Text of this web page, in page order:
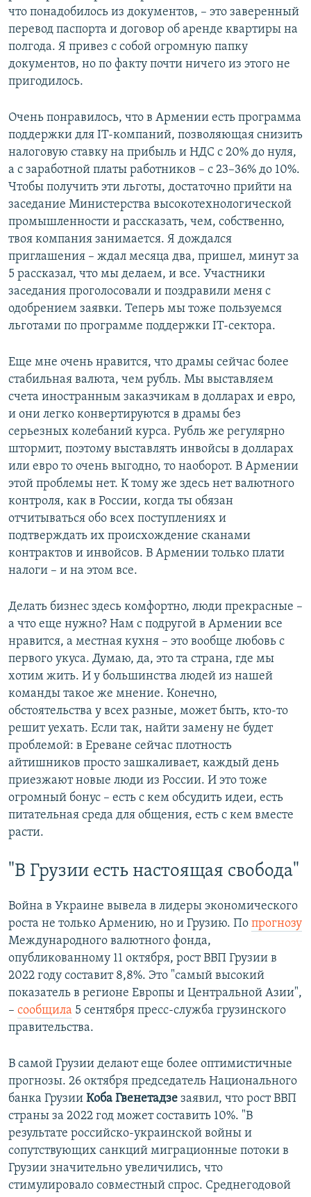
что понадобилось из документов, – это заверенный
перевод паспорта и договор об аренде квартиры на
полгода. Я привез с собой огромную папку
документов, но по факту почти ничего из этого не
пригодилось.
Очень понравилось, что в Армении есть программа
поддержки для IT-компаний, позволяющая снизить
налоговую ставку на прибыль и НДС с 20% до нуля,
а с заработной платы работников – с 23–36% до 10%.
Чтобы получить эти льготы, достаточно прийти на
заседание Министерства высокотехнологической
промышленности и рассказать, чем, собственно,
твоя компания занимается. Я дождался
приглашения – ждал месяца два, пришел, минут за
5 рассказал, что мы делаем, и все. Участники
заседания проголосовали и поздравили меня с
одобрением заявки. Теперь мы тоже пользуемся
льготами по программе поддержки IT-сектора.
Еще мне очень нравится, что драмы сейчас более
стабильная валюта, чем рубль. Мы выставляем
счета иностранным заказчикам в долларах и евро,
и они легко конвертируются в драмы без
серьезных колебаний курса. Рубль же регулярно
штормит, поэтому выставлять инвойсы в долларах
или евро то очень выгодно, то наоборот. В Армении
этой проблемы нет. К тому же здесь нет валютного
контроля, как в России, когда ты обязан
отчитываться обо всех поступлениях и
подтверждать их происхождение сканами
контрактов и инвойсов. В Армении только плати
налоги – и на этом все.
Делать бизнес здесь комфортно, люди прекрасные –
а что еще нужно? Нам с подругой в Армении все
нравится, а местная кухня – это вообще любовь с
первого укуса. Думаю, да, это та страна, где мы
хотим жить. И у большинства людей из нашей
команды такое же мнение. Конечно,
обстоятельства у всех разные, может быть, кто-то
решит уехать. Если так, найти замену не будет
проблемой: в Ереване сейчас плотность
айтишников просто зашкаливает, каждый день
приезжают новые люди из России. И это тоже
огромный бонус – есть с кем обсудить идеи, есть
питательная среда для общения, есть с кем вместе
расти.
"В Грузии есть настоящая свобода"
Война в Украине вывела в лидеры экономического
роста не только Армению, но и Грузию. По прогнозу
Международного валютного фонда,
опубликованному 11 октября, рост ВВП Грузии в
2022 году составит 8,8%. Это "самый высокий
показатель в регионе Европы и Центральной Азии",
– сообщила 5 сентября пресс-служба грузинского
правительства.
В самой Грузии делают еще более оптимистичные
прогнозы. 26 октября председатель Национального
банка Грузии Коба Гвенетадзе заявил, что рост ВВП
страны за 2022 год может составить 10%. "В
результате российско-украинской войны и
сопутствующих санкций миграционные потоки в
Грузии значительно увеличились, что
стимулировало совместный спрос. Среднегодовой